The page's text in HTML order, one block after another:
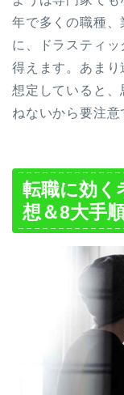
年で多くの職種、
に、ドラスティ
得えます。あま
想定していると
ねないから要注意
転職に効く
想＆8大手